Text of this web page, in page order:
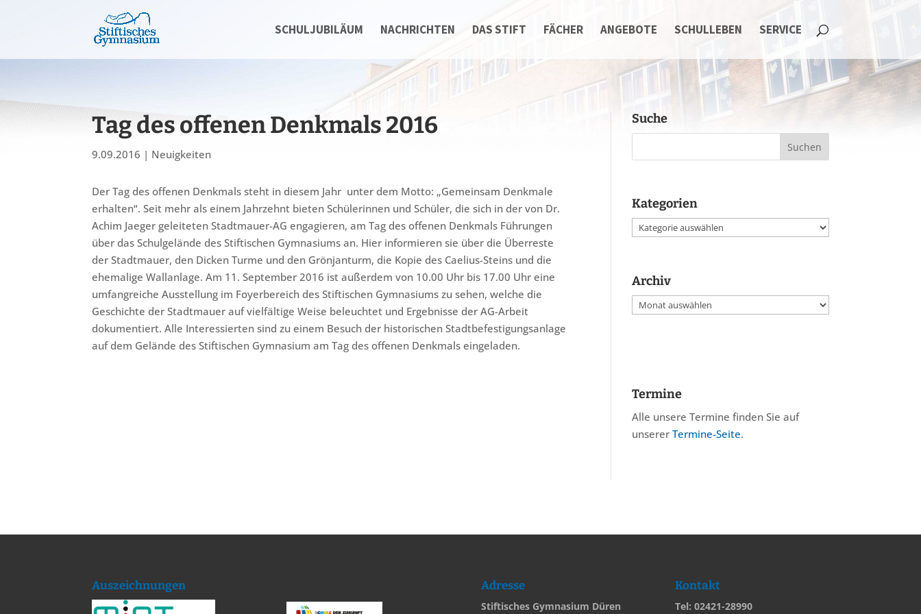
SCHULJUBILÄUM NACHRICHTEN DAS STIFT FÄCHER ANGEBOTE SCHULLEBEN SERVICE
Tag des offenen Denkmals 2016
9.09.2016 | Neuigkeiten
Der Tag des offenen Denkmals steht in diesem Jahr unter dem Motto: „Gemeinsam Denkmale
erhalten“. Seit mehr als einem Jahrzehnt bieten Schülerinnen und Schüler, die sich in der von Dr.
Achim Jaeger geleiteten Stadtmauer-AG engagieren, am Tag des offenen Denkmals Führungen
über das Schulgelände des Stiftischen Gymnasiums an. Hier informieren sie über die Überreste
der Stadtmauer, den Dicken Turme und den Grönjanturm, die Kopie des Caelius-Steins und die
ehemalige Wallanlage. Am 11. September 2016 ist außerdem von 10.00 Uhr bis 17.00 Uhr eine
umfangreiche Ausstellung im Foyerbereich des Stiftischen Gymnasiums zu sehen, welche die
Geschichte der Stadtmauer auf vielfältige Weise beleuchtet und Ergebnisse der AG-Arbeit
dokumentiert. Alle Interessierten sind zu einem Besuch der historischen Stadtbefestigungsanlage
auf dem Gelände des Stiftischen Gymnasium am Tag des offenen Denkmals eingeladen.
Suche
Kategorien
Kategorien
Archiv
Archiv
Termine
Alle unsere Termine finden Sie auf
unserer Termine-Seite.
Auszeichnungen Adresse
Stiftisches Gymnasium Düren
Kontakt
Tel: 02421-28990